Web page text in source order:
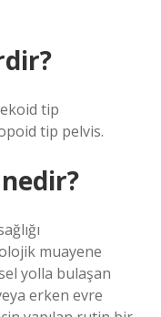
tip
tip pelvis.
muayene
yolla bulaşan
erken evre